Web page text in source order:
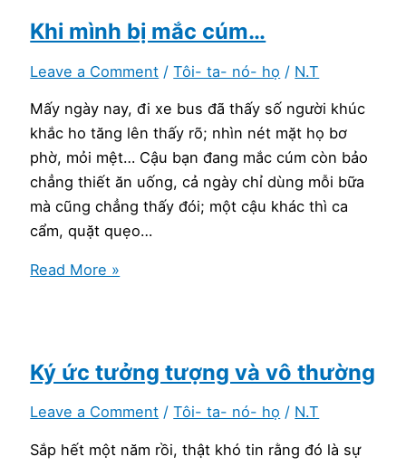
nghiệp
Khi mình bị mắc cúm…
Leave a Comment /Tôi- ta- nó- họ / N.T
Mấy ngày nay, đi xe bus đã thấy số người khúc
khắc ho tăng lên thấy rõ; nhìn nét mặt họ bơ
phờ, mỏi mệt… Cậu bạn đang mắc cúm còn bảo
chẳng thiết ăn uống, cả ngày chỉ dùng mỗi bữa
mà cũng chẳng thấy đói; một cậu khác thì ca
cẩm, quặt quẹo…
Khi
cúm…
Read More »
Ký ức tưởng tượng và vô thường
Leave a Comment /Tôi- ta- nó- họ / N.T
Sắp hết một năm rồi, thật khó tin rằng đó là sự